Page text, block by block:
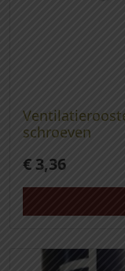
schroeven
€ 3,36